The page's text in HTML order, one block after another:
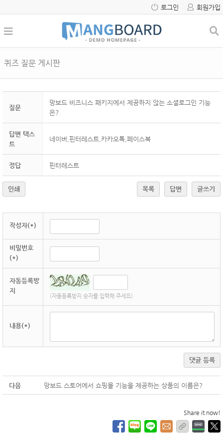
로그인 회원가입
퀴즈 질문 게시판
질문
망보드 비즈니스 패키지에서 제공하지 않는 소셜로그인 기능
은?
답변 텍스
트
네이버,핀터레스트,카카오톡,페이스북
정답 핀터레스트
인쇄 목록 답변 글쓰기
작성자(*)
비밀번호
(*)
자동등록방
지
(자동등록방지 숫자를 입력해 주세요)
내용(*)
댓글 등록
다음 망보드 스토어에서 쇼핑몰 기능을 제공하는 상품의 이름은?
Share it now!